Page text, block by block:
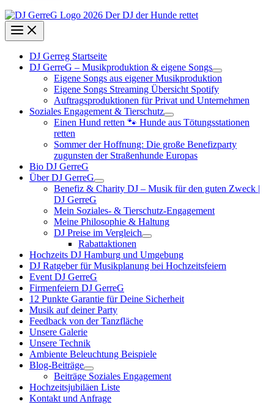
DJ Gerreg Startseite
DJ GerreG – Musikproduktion & eigene Songs
Eigene Songs aus eigener Musikproduktion
Eigene Songs Streaming Übersicht Spotify
Auftragsproduktionen für Privat und Unternehmen
Soziales Engagement & Tierschutz
Einen Hund retten 🐾 Hunde aus Tötungsstationen
retten
Sommer der Hoffnung: Die große Benefizparty
zugunsten der Straßenhunde Europas
Bio DJ GerreG
Über DJ GerreG
Benefiz & Charity DJ – Musik für den guten Zweck |
DJ GerreG
Mein Soziales- & Tierschutz-Engagement
Meine Philosophie & Haltung
DJ Preise im Vergleich
Rabattaktionen
Hochzeits DJ Hamburg und Umgebung
DJ Ratgeber für Musikplanung bei Hochzeitsfeiern
Event DJ GerreG
Firmenfeiern DJ GerreG
12 Punkte Garantie für Deine Sicherheit
Musik auf deiner Party
Feedback von der Tanzfläche
Unsere Galerie
Unsere Technik
Ambiente Beleuchtung Beispiele
Blog-Beiträge
Beiträge Soziales Engagement
Hochzeitsjubiläen Liste
Kontakt und Anfrage